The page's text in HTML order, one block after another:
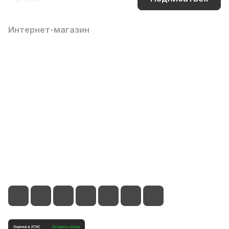
Интернет-магазин